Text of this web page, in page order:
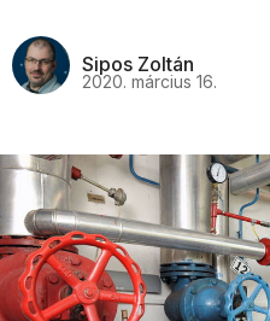
Sipos Zoltán
2020. március 16.